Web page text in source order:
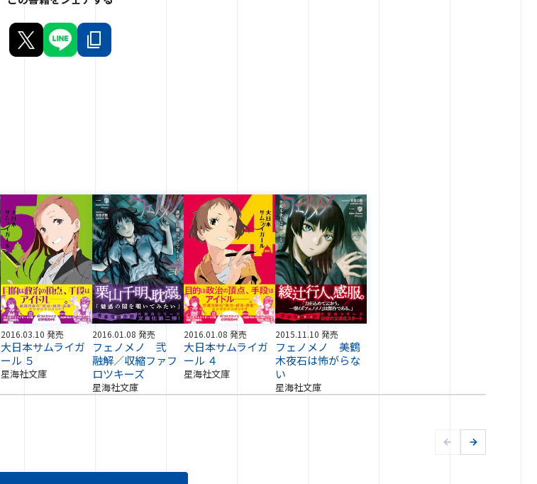
2016.03.10 発売
大日本サムライガ
ール ５
星海社文庫
2016.01.08 発売
フェノメノ 弐
融解／収縮ファフ
ロツキーズ
星海社文庫
2016.01.08 発売
大日本サムライガ
ール ４
星海社文庫
2015.11.10 発売
フェノメノ 美鶴
木夜石は怖がらな
い
星海社文庫